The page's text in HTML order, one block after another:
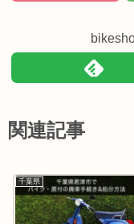
関連記事
千葉県